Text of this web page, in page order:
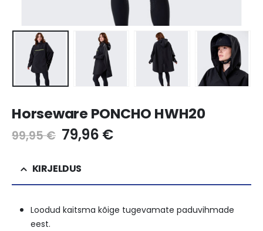
Horseware PONCHO HWH20
99,95€ Algne
hind
oli:
99,95 €.
79,96 €Current
KIRJELDUS
Loodud kaitsma kõige tugevamate paduvihmade
eest.